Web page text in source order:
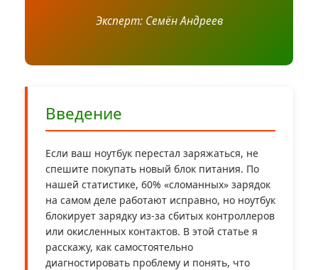
Эксперт: Семён Андреев
Введение
Если ваш ноутбук перестал заряжаться, не
спешите покупать новый блок питания. По
нашей статистике, 60% «сломанных» зарядок
на самом деле работают исправно, но ноутбук
блокирует зарядку из-за сбитых контроллеров
или окисленных контактов. В этой статье я
расскажу, как самостоятельно
диагностировать проблему и понять, что